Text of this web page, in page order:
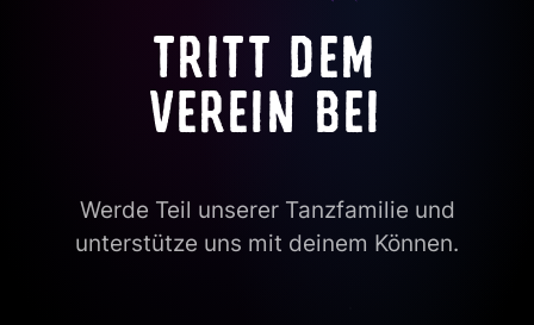
TRITT DEM
VEREIN BEI
Werde Teil unserer Tanzfamilie und
unterstütze uns mit deinem Können.